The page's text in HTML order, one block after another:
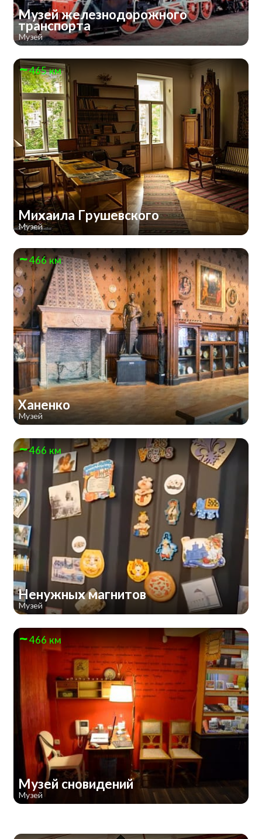
Музей железнодорожного
транспорта
Музей
465 км
Михаила Грушевского
Музей
466 км
Ханенко
Музей
466 км
Ненужных магнитов
Музей
466 км
Музей сновидений
Музей